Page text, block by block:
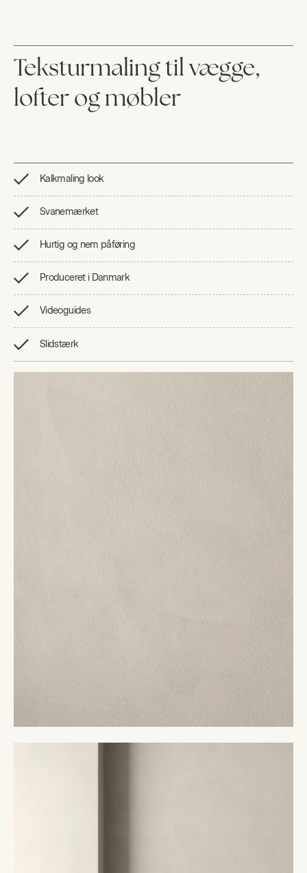
Teksturmaling til vægge,
lofter og møbler
Kalkmaling look
Svanemærket
Hurtig og nem påføring
Produceret i Danmark
Videoguides
Slidstærk